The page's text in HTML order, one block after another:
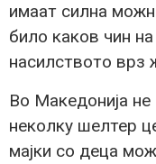
имаат силна
било каков чин
насилството врз
Во Македонија
неколку шелтер
мајки со деца